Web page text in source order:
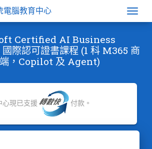
電腦教育中心
Certified AI Business
際認可證書課程 (1 科 M365 商
，Copilot 及 Agent)
心現已支援 付款。